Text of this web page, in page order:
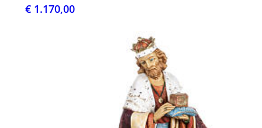
€ 1.170,00